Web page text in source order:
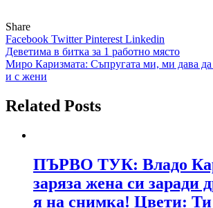
Share
Facebook TwitterPinterest Linkedin
Навигация
Деветима в битка за 1 работно място
Миро Каризмата: Съпругата ми, ми дава
и с жени
Related Posts
ПЪРВО ТУК: Владо
заряза жена си заради
я на снимка! Цвети: